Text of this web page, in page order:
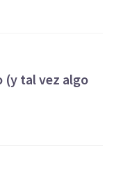
(y tal vez algo